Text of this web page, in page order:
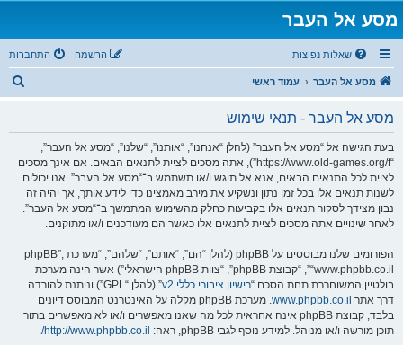
מסע אל העבר
שאלות נפוצות התחברות הרשמה
מסע אל העבר עמוד ראשי
מסע אל העבר - תנאי שימוש
בעת הגישה אל “מסע אל העבר” (להלן “אנחנו”, “אותנו”, “שלנו”, “מסע אל העבר”,
“https://www.old-games.org/f”), אתה מסכים לציית לתנאים הבאים. אם אינך מסכים
לציית לכל התנאים הבאים, אנא אל תיגש ו/או תשתמש ב־“מסע אל העבר”. אנו יכולים
לשנות תנאים אלו בכל זמן נתון ונשקיע את מירב מאמצינו כדי לידע אותך, אך יהיה זה
נבון מצידך לסקור תנאים אלו בקביעות כחלק מהשימוש המתמשך ב־“מסע אל העבר”.
לאחר שינויים אתה מסכים לציית לתנאים אלו כאשר הם מעודכנים ו/או מתוקנים.
הפורומים שלנו מבוססים על phpBB (להלן “הם”, “אותם”, “שלהם”, “מערכת phpBB”,
“www.phpbb.co.il”, “קבוצת phpBB”, “צוות phpBB הישראלי”) אשר הינה מערכת
בולטיין המשוחררת תחת הסכם “רישיון ציבורי כללי v2
” (להלן “GPL”) וניתנת להורדה
דרך אתר www.phpbb.co.il
. מערכת phpBB מקלה על האינטרנט המבוסס דיונים
בלבד, קבוצת phpBB אינה אחראית לכל מה שאנו מאפשרים ו/או לא מאפשרים בתור
תוכן מורשה ו/או מנוהל. למידע נוסף לגבי phpBB, ראה:
http://www.phpbb.co.il/
.